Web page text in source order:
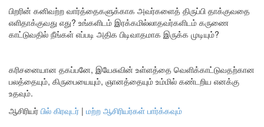
பிறரின் கனிவற்ற வார்த்தைகளுக்காக அவர்களைத் திருப்பி தாக்குவதை
எளிதாக்குவது எது? உங்களிடம் இரக்கமில்லாதவர்களிடம் கருணை
காட்டுவதில் நீங்கள் எப்படி அதிக பிடிவாதமாக இருக்க முடியும்?
கரிசனையான தகப்பனே, இயேசுவின் உள்ளத்தை வெளிக்காட்டுவதற்கான
பலத்தையும், கிருபையையும், ஞானத்தையும் உம்மில் கண்டறிய எனக்கு
உதவும்.
ஆசிரியர் பில் கிரவுடர் | மற்ற ஆசிரியர்கள் பார்க்கவும்